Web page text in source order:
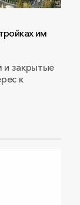
им
закрытые
к